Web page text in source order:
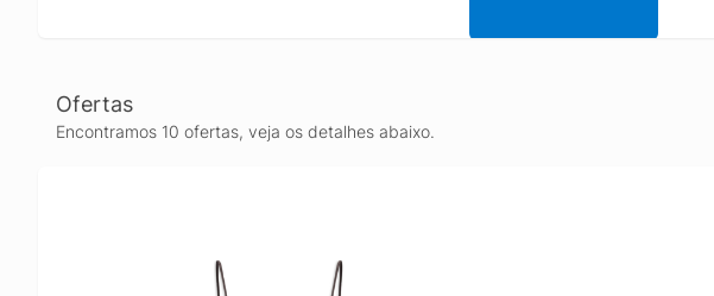
Ofertas
Encontramos 10 ofertas, veja os detalhes abaixo.